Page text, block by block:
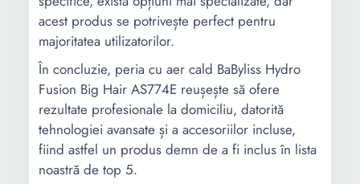
acest produs se potrivește perfect pentru
majoritatea utilizatorilor.
În concluzie, peria cu aer cald BaByliss Hydro
Fusion Big Hair AS774E reușește să ofere
rezultate profesionale la domiciliu, datorită
tehnologiei avansate și a accesoriilor incluse,
fiind astfel un produs demn de a fi inclus în lista
noastră de top 5.